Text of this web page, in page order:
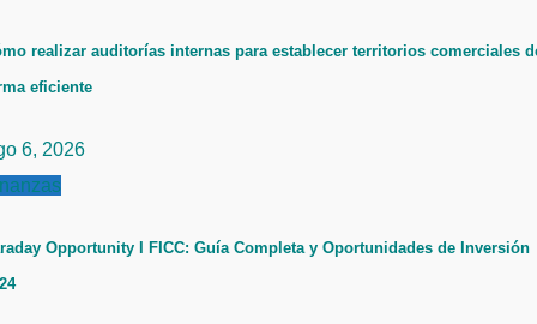
realizar auditorías internas para establecer territorios comerciales
eficiente
6, 2026
Opportunity I FICC: Guía Completa y Oportunidades de Inversión